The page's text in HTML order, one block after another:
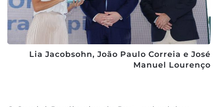
Lia Jacobsohn, João Paulo Correia e José
Manuel Lourenço